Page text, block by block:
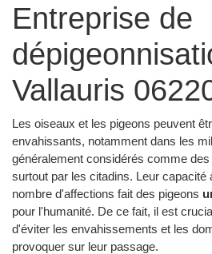
Entreprise de
Vallauris
Les oiseaux et les pigeons peuvent
envahissants, notamment dans les
généralement considérés comme
surtout par les citadins. Leur capacité
nombre d'affections fait des pigeons
pour l'humanité. De ce fait, il est
d'éviter les envahissements et les
provoquer sur leur passage.